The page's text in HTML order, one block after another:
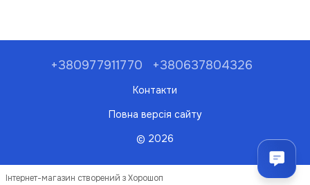
+380977911770 +380637804326
Контакти
Повна версія сайту
© 2026
Інтернет-магазин створений з Хорошоп